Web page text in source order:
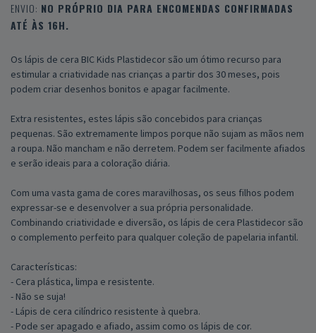
ENVIO: NO PRÓPRIO DIA PARA ENCOMENDAS CONFIRMADAS
ATÉ ÀS 16H.
Os lápis de cera BIC Kids Plastidecor são um ótimo recurso para
estimular a criatividade nas crianças a partir dos 30 meses, pois
podem criar desenhos bonitos e apagar facilmente.
Extra resistentes, estes lápis são concebidos para crianças
pequenas. São extremamente limpos porque não sujam as mãos nem
a roupa. Não mancham e não derretem. Podem ser facilmente afiados
e serão ideais para a coloração diária.
Com uma vasta gama de cores maravilhosas, os seus filhos podem
expressar-se e desenvolver a sua própria personalidade.
Combinando criatividade e diversão, os lápis de cera Plastidecor são
o complemento perfeito para qualquer coleção de papelaria infantil.
Características:
- Cera plástica, limpa e resistente.
- Não se suja!
- Lápis de cera cilíndrico resistente à quebra.
- Pode ser apagado e afiado, assim como os lápis de cor.